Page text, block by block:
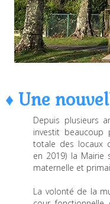
♦ Une
Depuis plusieurs
investit
totale des locaux
en 2019) la Mairie
maternelle et
La volonté de la